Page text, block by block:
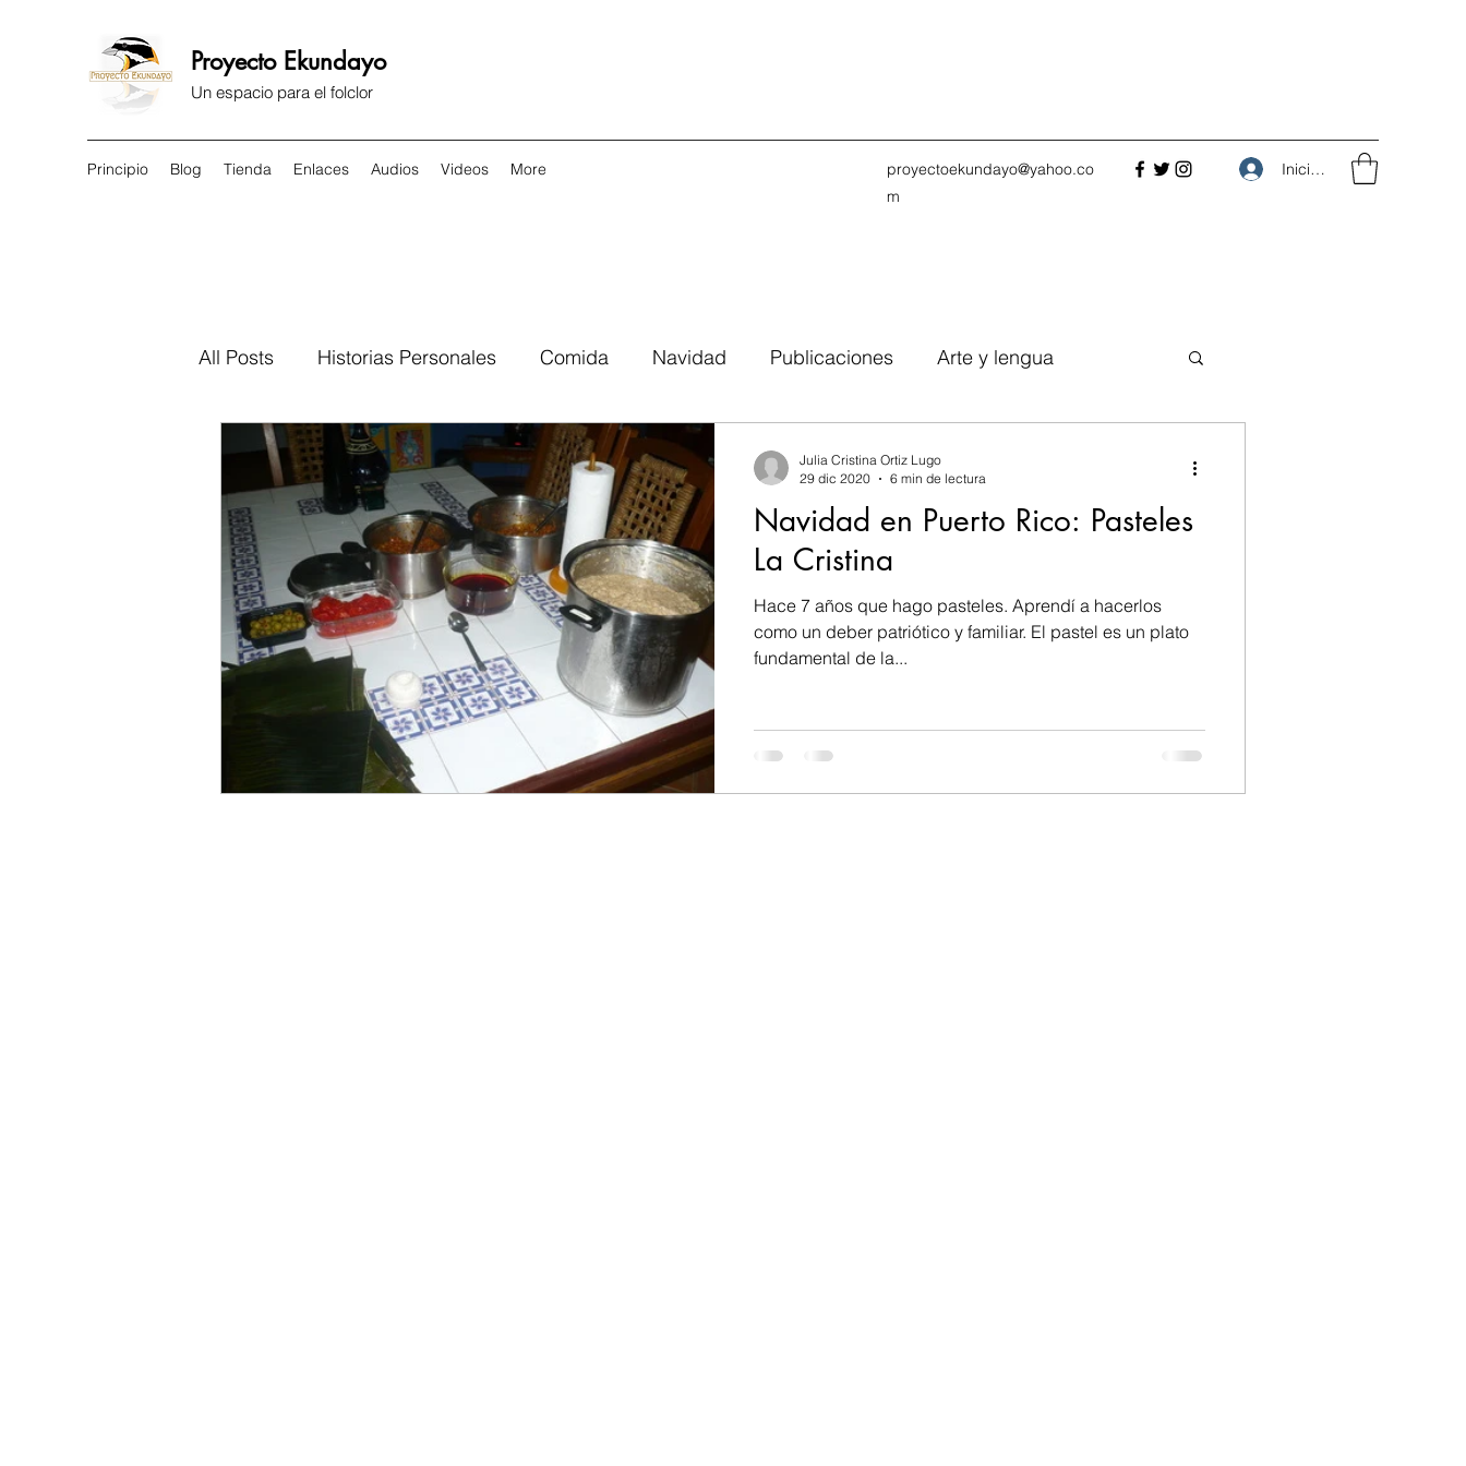
Proyecto Ekundayo
Un espacio para el folclor
Principio Blog Tienda Enlaces Audios Videos More
proyectoekundayo@yahoo.co
m
Iniciar sesión
All Posts Historias Personales Comida Navidad Publicaciones Arte y lengua
Religión Breviario del colonizad⚥ Comunicados de Prensa
Oficios
Navidad en Puerto Rico: Pasteles
La Cristina
Hace 7 años que hago pasteles. Aprendí a hacerlos
como un deber patriótico y familiar. El pastel es un plato
fundamental de la...
Julia Cristina Ortiz Lugo
29 dic 2020
6 min de lectura